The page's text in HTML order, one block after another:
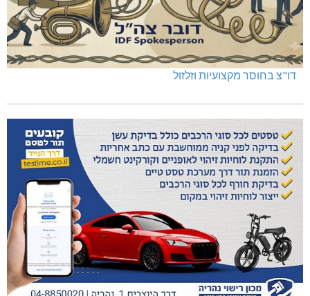
דו"צ בחוסר מקצועיות וזלזול